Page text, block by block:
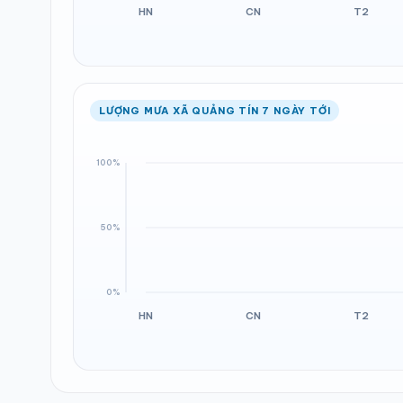
LƯỢNG MƯA XÃ QUẢNG TÍN 7 NGÀY TỚI